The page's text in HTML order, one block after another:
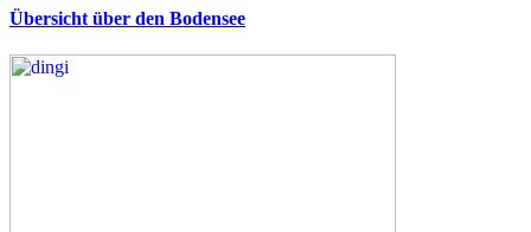
Übersicht über den Bodensee